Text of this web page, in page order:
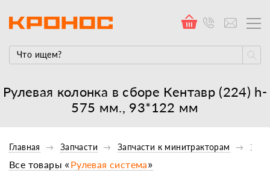
Рулевая колонка в сборе Кентавр (224) h-
575 мм., 93*122 мм
Главная Запчасти Запчасти к минитракторам
Все товары «Рулевая система»